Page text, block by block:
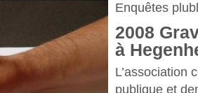
Enquêtes
2008
à
L’association
publique et